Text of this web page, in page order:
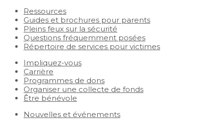
Ressources
Guides et brochures pour parents
Pleins feux sur la sécurité
Questions fréquemment posées
Répertoire de services pour victimes
Impliquez-vous
Carrière
Programmes de dons
Organiser une collecte de fonds
Être bénévole
Nouvelles et événements